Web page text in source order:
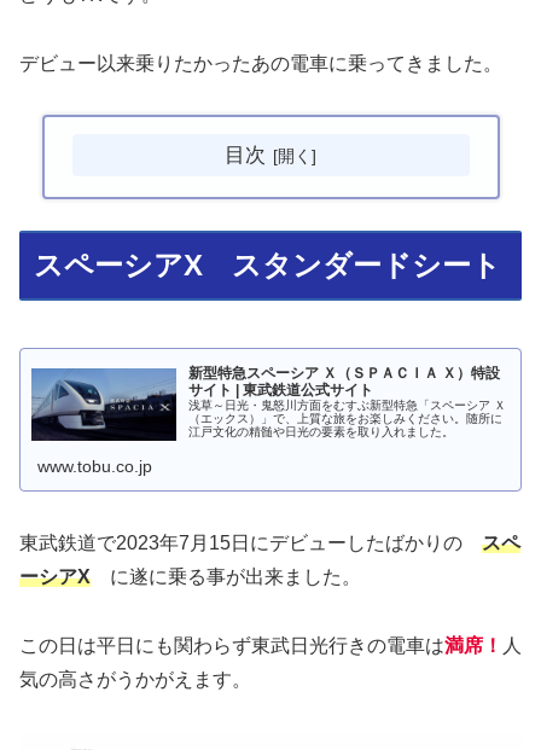
デビュー以来乗りたかったあの電車に乗ってきました。
目次
スペーシアX スタンダードシート
新型特急スペーシア Ｘ（ＳＰＡＣＩＡ Ｘ）特設
サイト | 東武鉄道公式サイト
浅草～日光・鬼怒川方面をむすぶ新型特急「スペーシア Ｘ
（エックス）」で、上質な旅をお楽しみください。随所に
江戸文化の精髄や日光の要素を取り入れました。
www.tobu.co.jp
東武鉄道で2023年7月15日にデビューしたばかりの スペ
ーシアX に遂に乗る事が出来ました。
この日は平日にも関わらず東武日光行きの電車は満席！ 人
気の高さがうかがえます。